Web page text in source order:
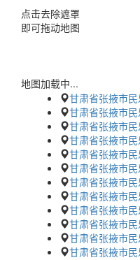
点击去除遮罩
即可拖动地图
地图加载中...
甘肃省张掖市
甘肃省张掖市
甘肃省张掖市
甘肃省张掖市
甘肃省张掖市
甘肃省张掖市
甘肃省张掖市
甘肃省张掖市
甘肃省张掖市
甘肃省张掖市
甘肃省张掖市
甘肃省张掖市